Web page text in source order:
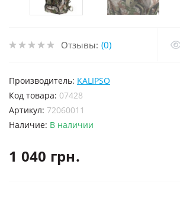
Отзывы: (0)
Производитель: KALIPSO
код товара: 07428
Артикул: 72060011
Наличие: В наличии
1 040 грн.